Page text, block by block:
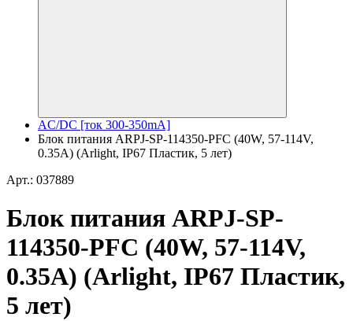
AC/DC [ток 300-350mA]
Блок питания ARPJ-SP-114350-PFC (40W, 57-114V,
0.35A) (Arlight, IP67 Пластик, 5 лет)
Арт.: 037889
Блок питания ARPJ-SP-
114350-PFC (40W, 57-114V,
0.35A) (Arlight, IP67 Пластик,
5 лет)